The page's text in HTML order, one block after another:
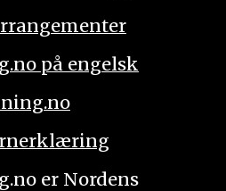
på engelsk
er Nordens